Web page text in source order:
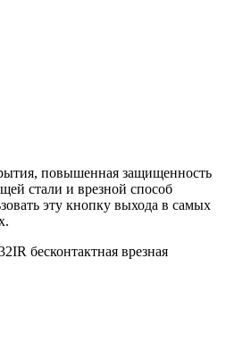
повышенная защищенность
стали и врезной способ
эту кнопку выхода в самых
бесконтактная врезная